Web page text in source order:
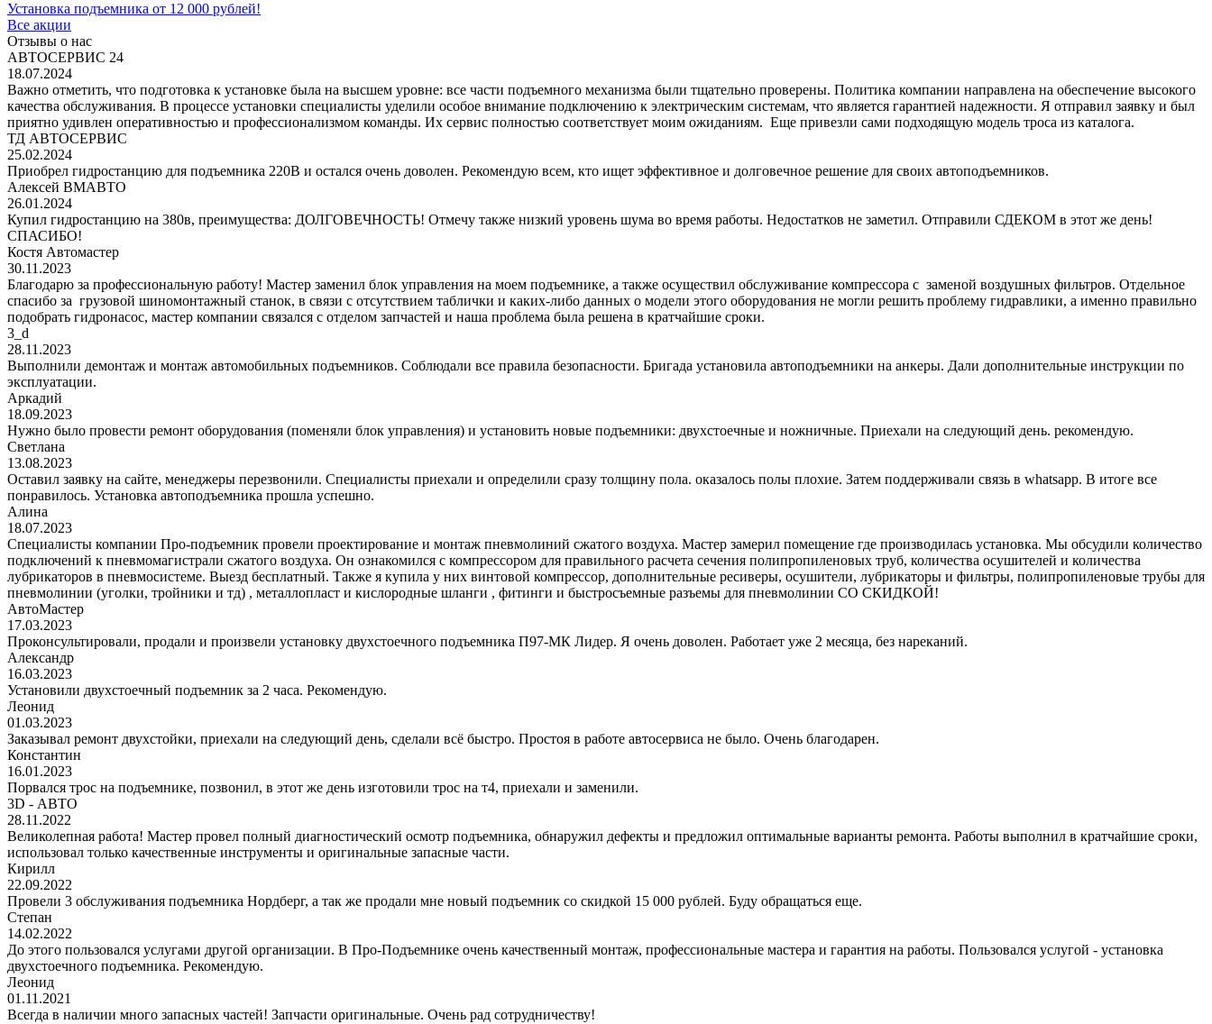
Установка подъемника от 12 000 рублей!
Все акции
Отзывы о нас
АВТОСЕРВИС 24
18.07.2024
Важно отметить, что подготовка к установке была на высшем уровне: все части подъемного механизма были тщательно проверены. Политика компании направлена на обеспечение высокого
качества обслуживания. В процессе установки специалисты уделили особое внимание подключению к электрическим системам, что является гарантией надежности. Я отправил заявку и был
приятно удивлен оперативностью и профессионализмом команды. Их сервис полностью соответствует моим ожиданиям. Еще привезли сами подходящую модель троса из каталога.
ТД АВТОСЕРВИС
25.02.2024
Приобрел гидростанцию для подъемника 220В и остался очень доволен. Рекомендую всем, кто ищет эффективное и долговечное решение для своих автоподъемников.
Алексей ВМАВТО
26.01.2024
Купил гидростанцию на 380в, преимущества: ДОЛГОВЕЧНОСТЬ! Отмечу также низкий уровень шума во время работы. Недостатков не заметил. Отправили СДЕКОМ в этот же день!
СПАСИБО!
Костя Автомастер
30.11.2023
Благодарю за профессиональную работу! Мастер заменил блок управления на моем подъемнике, а также осуществил обслуживание компрессора с заменой воздушных фильтров. Отдельное
спасибо за грузовой шиномонтажный станок, в связи с отсутствием таблички и каких-либо данных о модели этого оборудования не могли решить проблему гидравлики, а именно правильно
подобрать гидронасос, мастер компании связался с отделом запчастей и наша проблема была решена в кратчайшие сроки.
3_d
28.11.2023
Выполнили демонтаж и монтаж автомобильных подъемников. Соблюдали все правила безопасности. Бригада установила автоподъемники на анкеры. Дали дополнительные инструкции по
эксплуатации.
Аркадий
18.09.2023
Нужно было провести ремонт оборудования (поменяли блок управления) и установить новые подъемники: двухстоечные и ножничные. Приехали на следующий день. рекомендую.
Светлана
13.08.2023
Оставил заявку на сайте, менеджеры перезвонили. Специалисты приехали и определили сразу толщину пола. оказалось полы плохие. Затем поддерживали связь в whatsapp. В итоге все
понравилось. Установка автоподъемника прошла успешно.
Алина
18.07.2023
Специалисты компании Про-подъемник провели проектирование и монтаж пневмолиний сжатого воздуха. Мастер замерил помещение где производилась установка. Мы обсудили количество
подключений к пневмомагистрали сжатого воздуха. Он ознакомился с компрессором для правильного расчета сечения полипропиленовых труб, количества осушителей и количества
лубрикаторов в пневмосистеме. Выезд бесплатный. Также я купила у них винтовой компрессор, дополнительные ресиверы, осушители, лубрикаторы и фильтры, полипропиленовые трубы для
пневмолинии (уголки, тройники и тд) , металлопласт и кислородные шланги , фитинги и быстросъемные разъемы для пневмолинии СО СКИДКОЙ!
АвтоМастер
17.03.2023
Проконсультировали, продали и произвели установку двухстоечного подъемника П97-МК Лидер. Я очень доволен. Работает уже 2 месяца, без нареканий.
Александр
16.03.2023
Установили двухстоечный подъемник за 2 часа. Рекомендую.
Леонид
01.03.2023
Заказывал ремонт двухстойки, приехали на следующий день, сделали всё быстро. Простоя в работе автосервиса не было. Очень благодарен.
Константин
16.01.2023
Порвался трос на подъемнике, позвонил, в этот же день изготовили трос на т4, приехали и заменили.
3D - АВТО
28.11.2022
Великолепная работа! Мастер провел полный диагностический осмотр подъемника, обнаружил дефекты и предложил оптимальные варианты ремонта. Работы выполнил в кратчайшие сроки,
использовал только качественные инструменты и оригинальные запасные части.
Кирилл
22.09.2022
Провели 3 обслуживания подъемника Нордберг, а так же продали мне новый подъемник со скидкой 15 000 рублей. Буду обращаться еще.
Степан
14.02.2022
До этого пользовался услугами другой организации. В Про-Подъемнике очень качественный монтаж, профессиональные мастера и гарантия на работы. Пользовался услугой - установка
двухстоечного подъемника. Рекомендую.
Леонид
01.11.2021
Всегда в наличии много запасных частей! Запчасти оригинальные. Очень рад сотрудничеству!